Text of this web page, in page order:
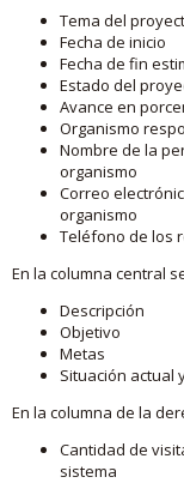
Tema del
Fecha de inicio
Fecha de fin
Estado del
Avance en
Organismo
Nombre de la
organismo
Correo
organismo
Teléfono de los
En la columna central
Descripción
Objetivo
Metas
Situación actual
En la columna de la
Cantidad de
sistema